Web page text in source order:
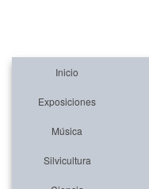
Inicio
Exposiciones
Música
Silvicultura